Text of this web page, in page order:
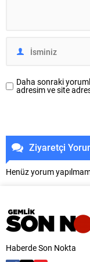
çözüm odaklı
Osmangazi Belediye
Daha sonraki
adresim ve site
Ziyaretçi
Henüz yorum
Haberde Son Nokta